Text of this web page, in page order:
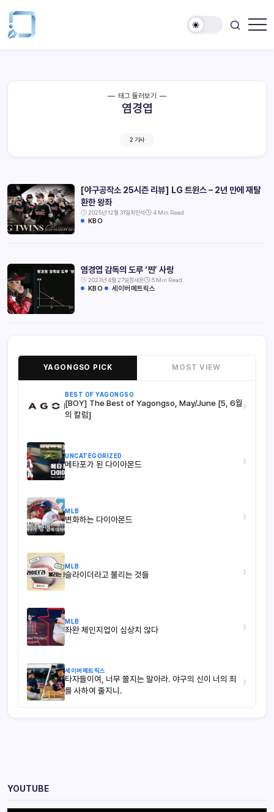
태그 둘러보기
염경엽
2 기사
[야구공작소 25시즌 리뷰] LG 트윈스 – 2년 만에 재탈
환한 왕좌
2025년 12월 31일최민석 4 Min Read
KBO
염경엽 감독의 도루 ‘찐’ 사랑
2023년 4월 27일정세윤 5 Min Read
KBO 세이버메트릭스
YAGONGSO PICK MOST VIEW
BEST OF YAGONGSO
[BOY] The Best of Yagongso, May/June [5, 6월
의 칼럼]
›
UNCATEGORIZED
메타포가 된 다이아몬드 ›
MLB
변화하는 다이아몬드 ›
MLB
슬라이더라고 불리는 것들 ›
MLB
좌완 체인지업이 심상치 않다 ›
세이버메트릭스
타자들이여, 너무 쫄지는 말아라. 야구의 신이 너의 죄
를 사하여 줄지니.
›
YOUTUBE